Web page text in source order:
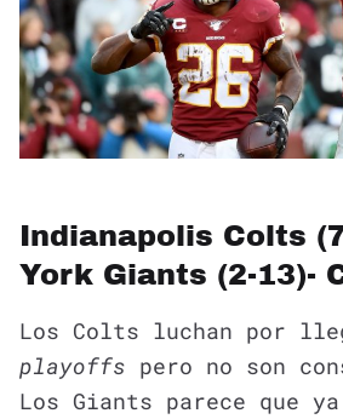
Indianapolis Colts
York Giants (2-13)-
Los Colts luchan por
playoffs pero no son
Los Giants parece que